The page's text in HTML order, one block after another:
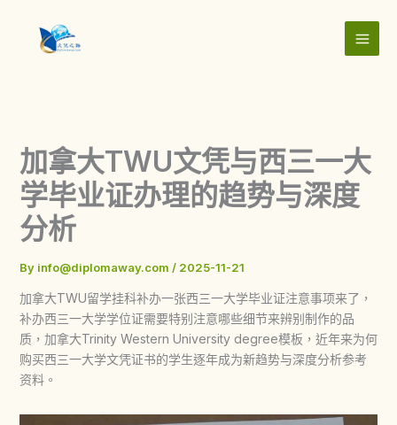
content
加拿大TWU文凭与西三一大
学毕业证办理的趋势与深度
分析
By info@diplomaway.com / 2025-11-21
加拿大TWU留学挂科补办一张西三一大学毕业证注意事项来了，
补办西三一大学学位证需要特别注意哪些细节来辨别制作的品
质，加拿大Trinity Western University degree模板，近年来为何
购买西三一大学文凭证书的学生逐年成为新趋势与深度分析参考
资料。